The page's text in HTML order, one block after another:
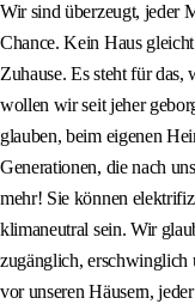
Wir sind überzeugt, jeder
Chance. Kein Haus
Zuhause. Es steht für
wollen wir seit jeher
glauben, beim eigenen
Generationen, die nach
mehr! Sie können
klimaneutral sein. Wir
zugänglich, erschwinglich
vor unseren Häusern,